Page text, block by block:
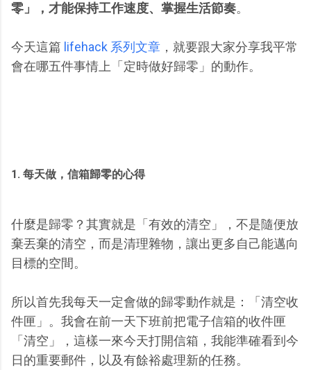
零」，才能保持工作速度、掌握生活節奏。
今天這篇 lifehack 系列文章 ，就要跟大家分享我平常
會在哪五件事情上「定時做好歸零」的動作。
1. 每天做，信箱歸零的心得
什麼是歸零？其實就是「有效的清空」，不是隨便放
棄丟棄的清空，而是清理雜物，讓出更多自己能邁向
目標的空間。
所以首先我每天一定會做的歸零動作就是：「清空收
件匣」。我會在前一天下班前把電子信箱的收件匣
「清空」，這樣一來今天打開信箱，我能準確看到今
日的重要郵件，以及有餘裕處理新的任務。